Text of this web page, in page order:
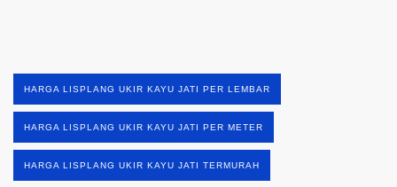
HARGA LISPLANG UKIR KAYU JATI PER LEMBAR
HARGA LISPLANG UKIR KAYU JATI PER METER
HARGA LISPLANG UKIR KAYU JATI TERMURAH